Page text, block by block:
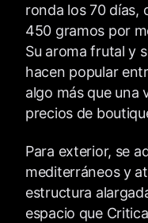
ronda los 70 días,
450 gramos por
Su aroma frutal y
hacen popular
algo más que una
precios de
Para exterior, se
mediterráneos y
estructura
espacio que